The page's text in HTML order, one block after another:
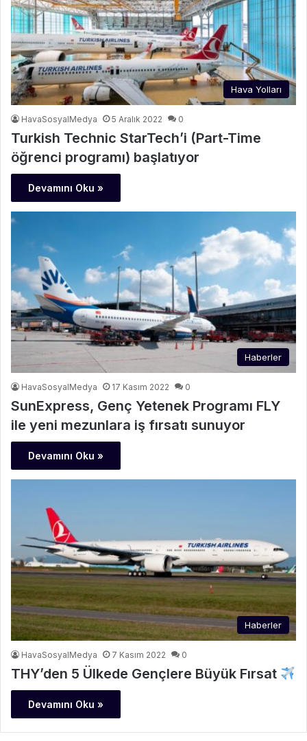
Hava Yolları
HavaSosyalMedya 5 Aralık 2022 0
Turkish Technic StarTech’i (Part-Time
öğrenci programı) başlatıyor
Devamını Oku »
Haberler
HavaSosyalMedya 17 Kasım 2022 0
SunExpress, Genç Yetenek Programı FLY
ile yeni mezunlara iş fırsatı sunuyor
Devamını Oku »
Haberler
HavaSosyalMedya 7 Kasım 2022 0
THY’den 5 Ülkede Gençlere Büyük Fırsat
Devamını Oku »